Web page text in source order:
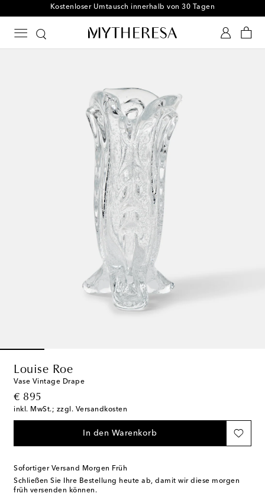
Kostenloser Umtausch innerhalb von 30 Tagen
Louise Roe
Vase Vintage Drape
€ 895
original price
inkl. MwSt.; zzgl. Versandkosten
In den Warenkorb
Sofortiger Versand Morgen Früh
Schließen Sie Ihre Bestellung heute ab, damit wir diese morgen
früh versenden können.